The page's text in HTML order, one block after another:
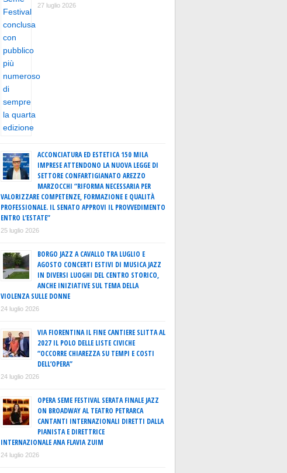
27 luglio 2026
ACCONCIATURA ED ESTETICA 150 MILA
IMPRESE ATTENDONO LA NUOVA LEGGE DI
SETTORE CONFARTIGIANATO AREZZO
MARZOCCHI “RIFORMA NECESSARIA PER
VALORIZZARE COMPETENZE, FORMAZIONE E QUALITÀ
PROFESSIONALE. IL SENATO APPROVI IL PROVVEDIMENTO
ENTRO L’ESTATE”
25 luglio 2026
BORGO JAZZ A CAVALLO TRA LUGLIO E
AGOSTO CONCERTI ESTIVI DI MUSICA JAZZ
IN DIVERSI LUOGHI DEL CENTRO STORICO,
ANCHE INIZIATIVE SUL TEMA DELLA
VIOLENZA SULLE DONNE
24 luglio 2026
VIA FIORENTINA IL FINE CANTIERE SLITTA AL
2027 IL POLO DELLE LISTE CIVICHE
“OCCORRE CHIAREZZA SU TEMPI E COSTI
DELL’OPERA”
24 luglio 2026
OPERA SEME FESTIVAL SERATA FINALE JAZZ
ON BROADWAY AL TEATRO PETRARCA
CANTANTI INTERNAZIONALI DIRETTI DALLA
PIANISTA E DIRETTRICE
INTERNAZIONALE ANA FLAVIA ZUIM
24 luglio 2026